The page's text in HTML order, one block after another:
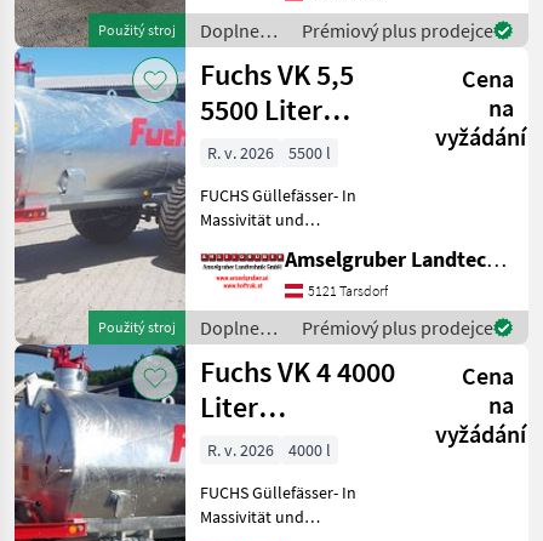
Použitý stroj
Komponenten der
führenden TOP Hersteller!)
Sei
Doplnenie
živin a
polievanie
/ Fuchs
Prémiový plus prodejce
Použitý stroj
Fuchs VK 5,5
5500 Liter
Einachser
Cena
na
vyžádání
R. v. 2026
5500 l
FUCHS Güllefässer- In
Massivität und
(Stärkste Materialstärken +
Beste Materialen und Beste
Komponenten der
führenden TOP Hersteller!)
Sei
Amselgruber Landtechnik GmbH
5121 Tarsdorf
Doplnenie
živin a
polievanie
/ Fuchs
Prémiový plus prodejce
Fuchs VK 4 4000
Liter
Vakuumfass
Cena
na
vyžádání
R. v. 2026
4000 l
FUCHS Güllefässer- In
Massivität und